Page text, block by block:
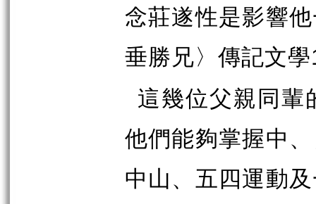
念莊遂性是影響
垂勝兄〉傳記文學
這幾位父親同輩
他們能夠掌握中
中山、五四運動